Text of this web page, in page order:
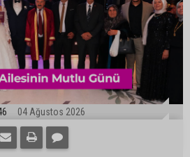
04 Ağustos 2026